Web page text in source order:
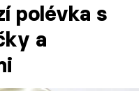
polévka s
a